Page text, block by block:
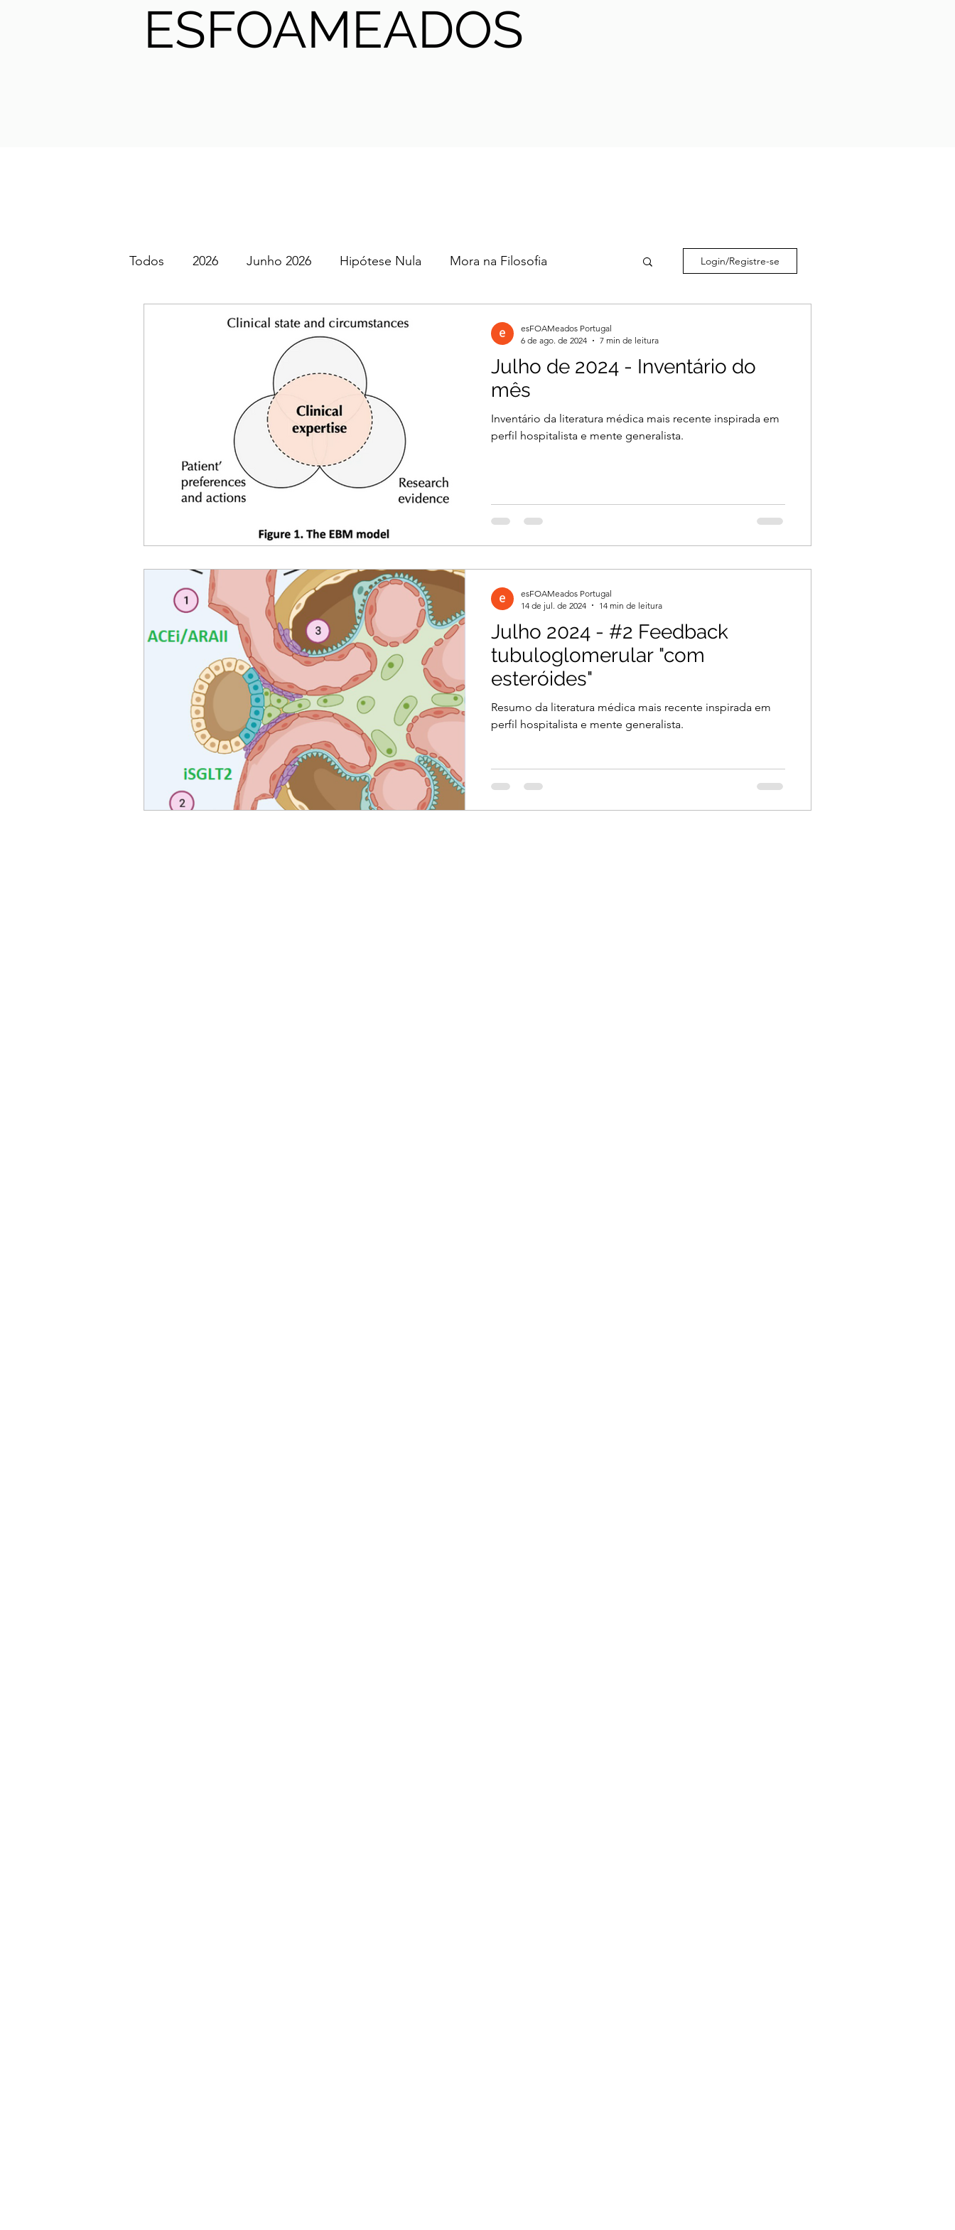
ESFOAMEADOS
Todos 2026 Junho 2026 Hipótese Nula Mora na Filosofia
SGEM PT Podcast 2025 2024 2023
Abril 2026 Março 2026
Fevereiro 2026 Janeiro 2026 Dezembro 2025 Novembro 2025
Outubro 2025 Setembro 2025 Agosto 2025
Junho 2025 Dezembro 2024 Novembro 2024 Outubro 2024
Setembro 2024 Julho 2024
Login/Registre-se
Julho de 2024 - Inventário do
mês
Inventário da literatura médica mais recente inspirada em
perfil hospitalista e mente generalista.
esFOAMeados Portugal
6 de ago. de 2024
7 min de leitura
Julho 2024 - #2 Feedback
tubuloglomerular "com
esteróides"
Resumo da literatura médica mais recente inspirada em
perfil hospitalista e mente generalista.
esFOAMeados Portugal
14 de jul. de 2024
14 min de leitura